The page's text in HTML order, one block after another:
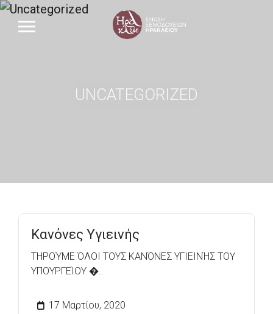
UNCATEGORIZED
Κανόνες Υγιεινής
ΤΗΡΟΎΜΕ ΌΛΟΙ ΤΟΥΣ ΚΑΝΌΝΕΣ ΥΓΙΕΙΝΉΣ ΤΟΥ
ΥΠΟΥΡΓΕΊΟΥ �..
17 Μαρτίου, 2020